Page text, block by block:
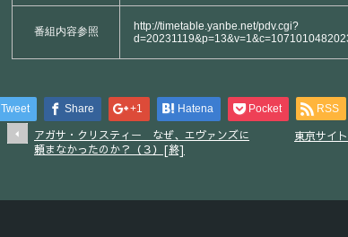
番組内容参照
http://timetable.yanbe.net/pdv.cgi?
Tweet Share +1 Hatena Pocket RSS
アガサ・クリスティー なぜ、エヴァンズに
頼まなかったのか？（３）[終]
東京サイ